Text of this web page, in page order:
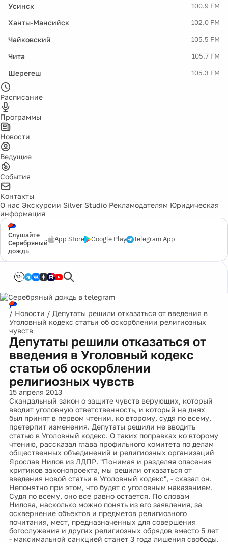
Усинск 100.9 FM
Ханты-Мансийск 102.0 FM
Чайковский 105.5 FM
Чита 105.7 FM
Шерегеш 105.3 FM
Расписание
Программы
Новости
Ведущие
События
Контакты
О нас Экскурсии Silver Studio Рекламодателям Юридическая
информация
Слушайте
Серебряный
дождь
App Store Google Play Telegram App
12+
/ Новости / Депутаты решили отказаться от введения в
Уголовный кодекс статьи об оскорблении религиозных
чувств
Депутаты решили отказаться от
введения в Уголовный кодекс
статьи об оскорблении
религиозных чувств
15 апреля 2013
Скандальный закон о защите чувств верующих, который
вводит уголовную ответственность, и который на днях
был принят в первом чтении, ко второму, судя по всему,
претерпит изменения. Депутаты решили не вводить
статью в Уголовный кодекс. О таких поправках ко второму
чтению, рассказал глава профильного комитета по делам
общественных объединений и религиозных организаций
Ярослав Нилов из ЛДПР. "Понимая и разделяя опасения
критиков законопроекта, мы решили отказаться от
введения новой статьи в Уголовный кодекс", - сказал он.
Непонятно при этом, что будет с уголовным наказанием.
Судя по всему, оно все равно остается. По словам
Нилова, насколько можно понять из его заявления, за
осквернение объектов и предметов религиозного
почитания, мест, предназначенных для совершения
богослужения и других религиозных обрядов вместо 5 лет
- максимальной санкцией станет 3 года лишения свободы.